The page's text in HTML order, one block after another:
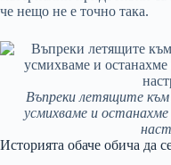
че нещо не е точно така.
Въпреки летящите към
усмихваме и
Историята обаче обича да